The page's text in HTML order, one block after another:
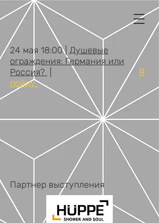
24 мая 18:00 | Душевые
ограждения: Германия или
Россия?
​ | Я
пойду
Партнер выступления